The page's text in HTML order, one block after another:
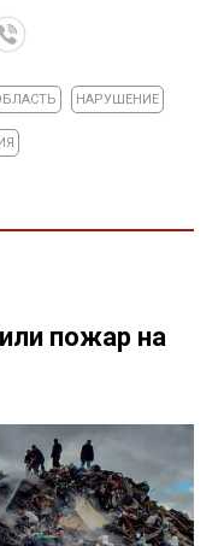
НАРУШЕНИЕ
пожар на